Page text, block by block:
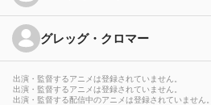
グレッグ・クロマー
出演・監督するアニメは登録されていません。
出演・監督するアニメは登録されていません。
出演・監督する配信中のアニメは登録されていません。